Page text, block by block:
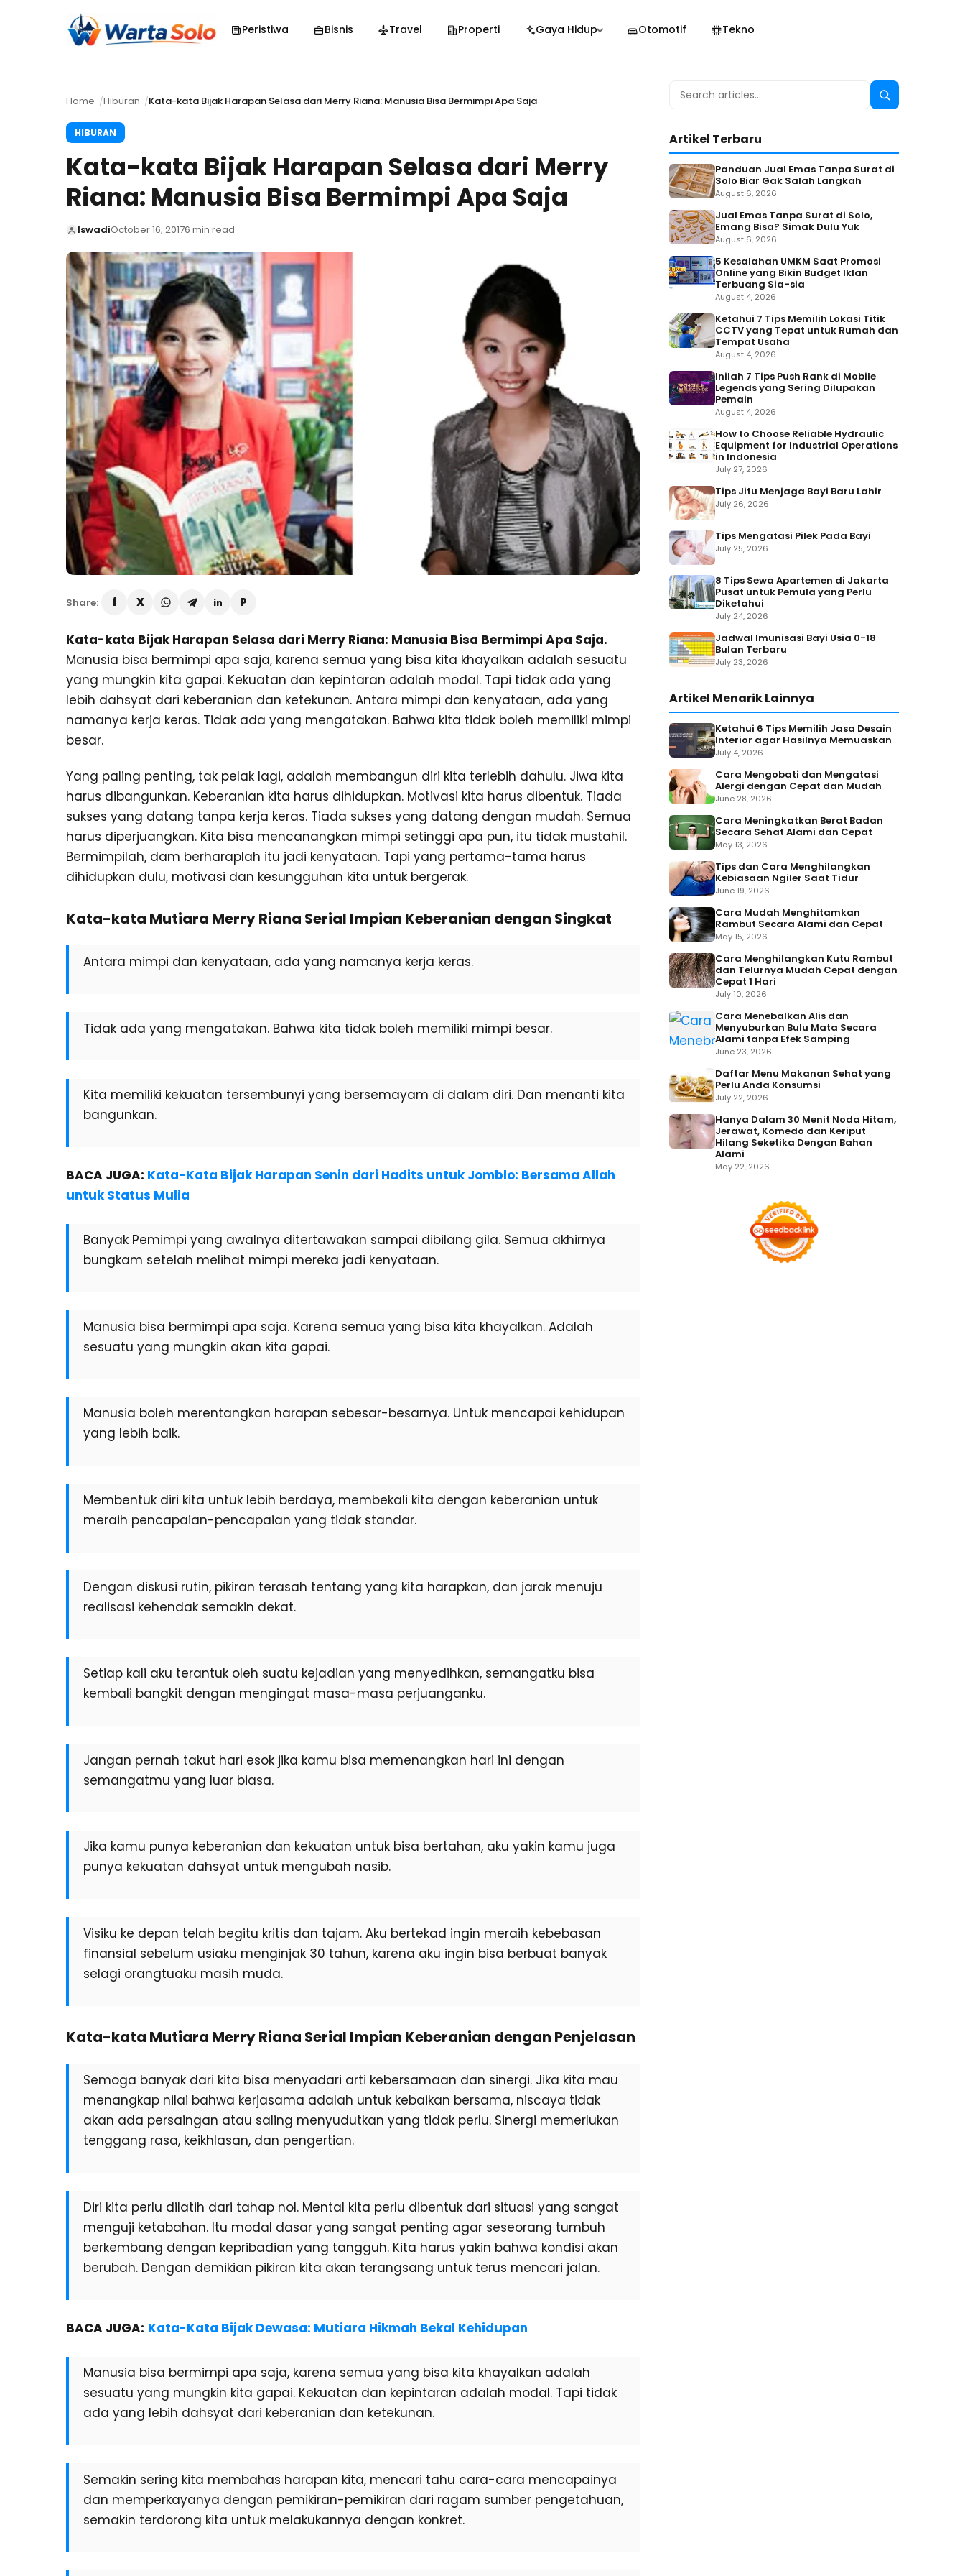
Peristiwa Bisnis Travel Properti Gaya Hidup Otomotif Tekno
Home Hiburan Kata-kata Bijak Harapan Selasa dari Merry Riana: Manusia Bisa Bermimpi Apa Saja
HIBURAN
Kata-kata Bijak Harapan Selasa dari Merry
Riana: Manusia Bisa Bermimpi Apa Saja
IswadiOctober 16, 20176 min read
Share:
Kata-kata Bijak Harapan Selasa dari Merry Riana: Manusia Bisa Bermimpi Apa Saja.
Manusia bisa bermimpi apa saja, karena semua yang bisa kita khayalkan adalah sesuatu
yang mungkin kita gapai. Kekuatan dan kepintaran adalah modal. Tapi tidak ada yang
lebih dahsyat dari keberanian dan ketekunan. Antara mimpi dan kenyataan, ada yang
namanya kerja keras. Tidak ada yang mengatakan. Bahwa kita tidak boleh memiliki mimpi
besar.
Yang paling penting, tak pelak lagi, adalah membangun diri kita terlebih dahulu. Jiwa kita
harus dibangunkan. Keberanian kita harus dihidupkan. Motivasi kita harus dibentuk. Tiada
sukses yang datang tanpa kerja keras. Tiada sukses yang datang dengan mudah. Semua
harus diperjuangkan. Kita bisa mencanangkan mimpi setinggi apa pun, itu tidak mustahil.
Bermimpilah, dam berharaplah itu jadi kenyataan. Tapi yang pertama-tama harus
dihidupkan dulu, motivasi dan kesungguhan kita untuk bergerak.
Kata-kata Mutiara Merry Riana Serial Impian Keberanian dengan Singkat
Antara mimpi dan kenyataan, ada yang namanya kerja keras.
Tidak ada yang mengatakan. Bahwa kita tidak boleh memiliki mimpi besar.
Kita memiliki kekuatan tersembunyi yang bersemayam di dalam diri. Dan menanti kita
bangunkan.
BACA JUGA: Kata-Kata Bijak Harapan Senin dari Hadits untuk Jomblo: Bersama Allah
untuk Status Mulia
Banyak Pemimpi yang awalnya ditertawakan sampai dibilang gila. Semua akhirnya
bungkam setelah melihat mimpi mereka jadi kenyataan.
Manusia bisa bermimpi apa saja. Karena semua yang bisa kita khayalkan. Adalah
sesuatu yang mungkin akan kita gapai.
Manusia boleh merentangkan harapan sebesar-besarnya. Untuk mencapai kehidupan
yang lebih baik.
Membentuk diri kita untuk lebih berdaya, membekali kita dengan keberanian untuk
meraih pencapaian-pencapaian yang tidak standar.
Dengan diskusi rutin, pikiran terasah tentang yang kita harapkan, dan jarak menuju
realisasi kehendak semakin dekat.
Setiap kali aku terantuk oleh suatu kejadian yang menyedihkan, semangatku bisa
kembali bangkit dengan mengingat masa-masa perjuanganku.
Jangan pernah takut hari esok jika kamu bisa memenangkan hari ini dengan
semangatmu yang luar biasa.
Jika kamu punya keberanian dan kekuatan untuk bisa bertahan, aku yakin kamu juga
punya kekuatan dahsyat untuk mengubah nasib.
Visiku ke depan telah begitu kritis dan tajam. Aku bertekad ingin meraih kebebasan
finansial sebelum usiaku menginjak 30 tahun, karena aku ingin bisa berbuat banyak
selagi orangtuaku masih muda.
Kata-kata Mutiara Merry Riana Serial Impian Keberanian dengan Penjelasan
Semoga banyak dari kita bisa menyadari arti kebersamaan dan sinergi. Jika kita mau
menangkap nilai bahwa kerjasama adalah untuk kebaikan bersama, niscaya tidak
akan ada persaingan atau saling menyudutkan yang tidak perlu. Sinergi memerlukan
tenggang rasa, keikhlasan, dan pengertian.
Diri kita perlu dilatih dari tahap nol. Mental kita perlu dibentuk dari situasi yang sangat
menguji ketabahan. Itu modal dasar yang sangat penting agar seseorang tumbuh
berkembang dengan kepribadian yang tangguh. Kita harus yakin bahwa kondisi akan
berubah. Dengan demikian pikiran kita akan terangsang untuk terus mencari jalan.
BACA JUGA: Kata-Kata Bijak Dewasa: Mutiara Hikmah Bekal Kehidupan
Manusia bisa bermimpi apa saja, karena semua yang bisa kita khayalkan adalah
sesuatu yang mungkin kita gapai. Kekuatan dan kepintaran adalah modal. Tapi tidak
ada yang lebih dahsyat dari keberanian dan ketekunan.
Semakin sering kita membahas harapan kita, mencari tahu cara-cara mencapainya
dan memperkayanya dengan pemikiran-pemikiran dari ragam sumber pengetahuan,
semakin terdorong kita untuk melakukannya dengan konkret.
Search
Search
Artikel Terbaru
Panduan Jual Emas Tanpa Surat di
Solo Biar Gak Salah Langkah
August 6, 2026
Jual Emas Tanpa Surat di Solo,
Emang Bisa? Simak Dulu Yuk
August 6, 2026
5 Kesalahan UMKM Saat Promosi
Online yang Bikin Budget Iklan
Terbuang Sia-sia
August 4, 2026
Ketahui 7 Tips Memilih Lokasi Titik
CCTV yang Tepat untuk Rumah dan
Tempat Usaha
August 4, 2026
Inilah 7 Tips Push Rank di Mobile
Legends yang Sering Dilupakan
Pemain
August 4, 2026
How to Choose Reliable Hydraulic
Equipment for Industrial Operations
in Indonesia
July 27, 2026
Tips Jitu Menjaga Bayi Baru Lahir
July 26, 2026
Tips Mengatasi Pilek Pada Bayi
July 25, 2026
8 Tips Sewa Apartemen di Jakarta
Pusat untuk Pemula yang Perlu
Diketahui
July 24, 2026
Jadwal Imunisasi Bayi Usia 0-18
Bulan Terbaru
July 23, 2026
Artikel Menarik Lainnya
Ketahui 6 Tips Memilih Jasa Desain
Interior agar Hasilnya Memuaskan
July 4, 2026
Cara Mengobati dan Mengatasi
Alergi dengan Cepat dan Mudah
June 28, 2026
Cara Meningkatkan Berat Badan
Secara Sehat Alami dan Cepat
May 13, 2026
Tips dan Cara Menghilangkan
Kebiasaan Ngiler Saat Tidur
June 19, 2026
Cara Mudah Menghitamkan
Rambut Secara Alami dan Cepat
May 15, 2026
Cara Menghilangkan Kutu Rambut
dan Telurnya Mudah Cepat dengan
Cepat 1 Hari
July 10, 2026
Cara Menebalkan Alis dan
Menyuburkan Bulu Mata Secara
Alami tanpa Efek Samping
June 23, 2026
Daftar Menu Makanan Sehat yang
Perlu Anda Konsumsi
July 22, 2026
Hanya Dalam 30 Menit Noda Hitam,
Jerawat, Komedo dan Keriput
Hilang Seketika Dengan Bahan
Alami
May 22, 2026